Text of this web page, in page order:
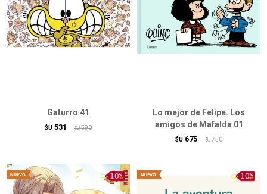
Gaturro 41
$U 531 $U 590
Lo mejor de Felipe. Los
amigos de Mafalda 01
$U 675 $U 750